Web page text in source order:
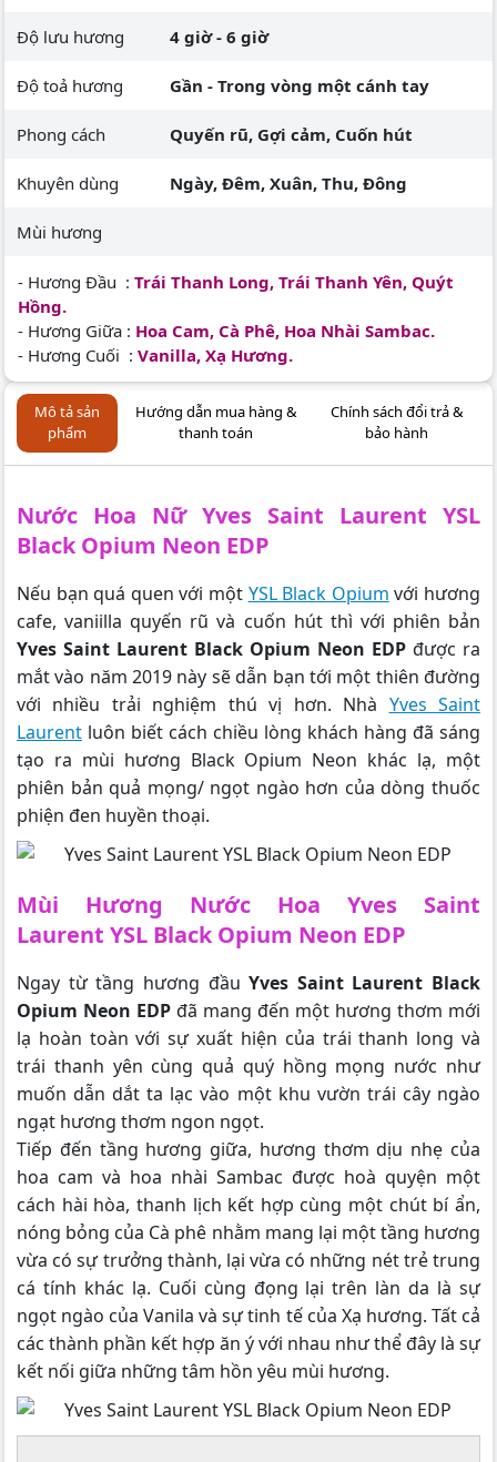
Mô tả sản
phẩm
Hướng dẫn mua hàng &
thanh toán
Chính sách đổi trả &
bảo hành
Nước Hoa Nữ Yves Saint Laurent YSL
Black Opium Neon EDP
Nếu bạn quá quen với một YSL Black Opium với hương
cafe, vaniilla quyến rũ và cuốn hút thì với phiên bản
Yves Saint Laurent Black Opium Neon EDP được ra
mắt vào năm 2019 này sẽ dẫn bạn tới một thiên đường
với nhiều trải nghiệm thú vị hơn. Nhà Yves Saint
Laurent luôn biết cách chiều lòng khách hàng đã sáng
tạo ra mùi hương Black Opium Neon khác lạ, một
phiên bản quả mọng/ ngọt ngào hơn của dòng thuốc
phiện đen huyền thoại.
Mùi Hương Nước Hoa Yves Saint
Laurent YSL Black Opium Neon EDP
Ngay từ tầng hương đầu Yves Saint Laurent Black
Opium Neon EDP đã mang đến một hương thơm mới
lạ hoàn toàn với sự xuất hiện của trái thanh long và
trái thanh yên cùng quả quý hồng mọng nước như
muốn dẫn dắt ta lạc vào một khu vườn trái cây ngào
ngạt hương thơm ngon ngọt.
Tiếp đến tầng hương giữa, hương thơm dịu nhẹ của
hoa cam và hoa nhài Sambac được hoà quyện một
cách hài hòa, thanh lịch kết hợp cùng một chút bí ẩn,
nóng bỏng của Cà phê nhằm mang lại một tầng hương
vừa có sự trưởng thành, lại vừa có những nét trẻ trung
cá tính khác lạ. Cuối cùng đọng lại trên làn da là sự
ngọt ngào của Vanila và sự tinh tế của Xạ hương. Tất cả
các thành phần kết hợp ăn ý với nhau như thể đây là sự
kết nối giữa những tâm hồn yêu mùi hương.
Độ lưu hương 4 giờ - 6 giờ
Độ toả hương Gần - Trong vòng một cánh tay
Phong cách Quyến rũ, Gợi cảm, Cuốn hút
Khuyên dùng Ngày, Đêm, Xuân, Thu, Đông
Mùi hương
- Hương Đầu : Trái Thanh Long, Trái Thanh Yên, Quýt
Hồng.
- Hương Giữa : Hoa Cam, Cà Phê, Hoa Nhài Sambac.
- Hương Cuối : Vanilla, Xạ Hương.